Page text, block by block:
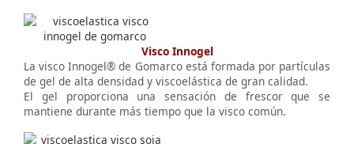
Visco Innogel
La visco Innogel® de Gomarco está formada por partículas
de gel de alta densidad y viscoelástica de gran calidad.
El gel proporciona una sensación de frescor que se
mantiene durante más tiempo que la visco común.